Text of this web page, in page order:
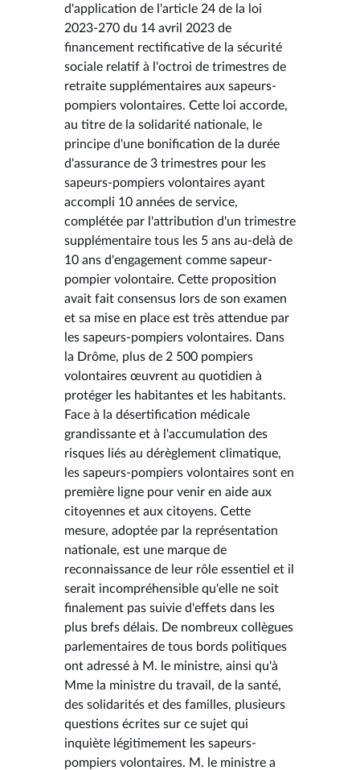
d'application de l'article 24 de la loi
2023-270 du 14 avril 2023 de
financement rectificative de la sécurité
sociale relatif à l'octroi de trimestres de
retraite supplémentaires aux sapeurs-
pompiers volontaires. Cette loi accorde,
au titre de la solidarité nationale, le
principe d'une bonification de la durée
d'assurance de 3 trimestres pour les
sapeurs-pompiers volontaires ayant
accompli 10 années de service,
complétée par l'attribution d'un trimestre
supplémentaire tous les 5 ans au-delà de
10 ans d'engagement comme sapeur-
pompier volontaire. Cette proposition
avait fait consensus lors de son examen
et sa mise en place est très attendue par
les sapeurs-pompiers volontaires. Dans
la Drôme, plus de 2 500 pompiers
volontaires œuvrent au quotidien à
protéger les habitantes et les habitants.
Face à la désertification médicale
grandissante et à l'accumulation des
risques liés au dérèglement climatique,
les sapeurs-pompiers volontaires sont en
première ligne pour venir en aide aux
citoyennes et aux citoyens. Cette
mesure, adoptée par la représentation
nationale, est une marque de
reconnaissance de leur rôle essentiel et il
serait incompréhensible qu'elle ne soit
finalement pas suivie d'effets dans les
plus brefs délais. De nombreux collègues
parlementaires de tous bords politiques
ont adressé à M. le ministre, ainsi qu'à
Mme la ministre du travail, de la santé,
des solidarités et des familles, plusieurs
questions écrites sur ce sujet qui
inquiète légitimement les sapeurs-
pompiers volontaires. M. le ministre a